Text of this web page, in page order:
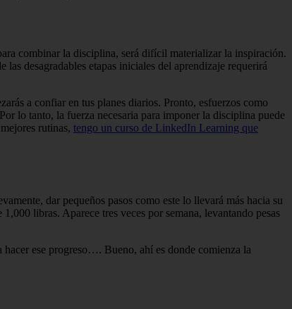
combinar la disciplina, será difícil materializar la inspiración.
desagradables etapas iniciales del aprendizaje requerirá
a confiar en tus planes diarios. Pronto, esfuerzos como
lo tanto, la fuerza necesaria para imponer la disciplina puede
rutinas, tengo un curso de LinkedIn Learning que
dar pequeños pasos como este lo llevará más hacia su
libras. Aparece tres veces por semana, levantando pesas
hacer ese progreso…. Bueno, ahí es donde comienza la